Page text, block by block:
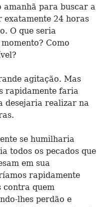
amanhã para buscar a
exatamente 24 horas
O que seria
Como
agitação. Mas
rapidamente faria
desejaria realizar na
se humilharia
todos os pecados que
em sua
rapidamente
contra quem
lhes perdão e